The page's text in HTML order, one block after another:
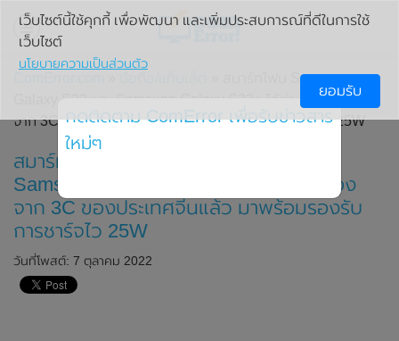
» สมาร์ทโฟน Samsung
Galaxy S23 และ Samsung Galaxy S23+ ได้ผ่านการรับรอง
จาก 3C ของประเทศจีนแล้ว มาพร้อมรองรับการชาร์จไว 25W
สมาร์ทโฟน Samsung Galaxy S23 และ
Samsung Galaxy S23+ ได้ผ่านการรับรอง
จาก 3C ของประเทศจีนแล้ว มาพร้อมรองรับ
การชาร์จไว 25W
วันที่โพสต์: 7 ตุลาคม 2022
เว็บไซต์นี้ใช้คุกกี้ เพื่อพัฒนา และเพิ่มประสบการณ์ที่ดีในการใช้
เว็บไซต์
นโยบายความเป็นส่วนตัว
ยอมรับ
กดติดตาม ComError เพื่อรับข่าวสาร
ใหม่ๆ